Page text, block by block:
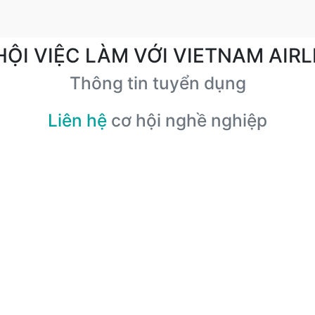
VIỆC LÀM VỚI VIETNAM
Thông tin tuyển dụng
Liên hệ cơ hội nghề nghiệp